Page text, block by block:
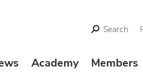
Search
Academy Members